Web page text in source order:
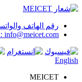
رقم الهاتف والواتساب: +86
info@meicet.com
English
MEICET